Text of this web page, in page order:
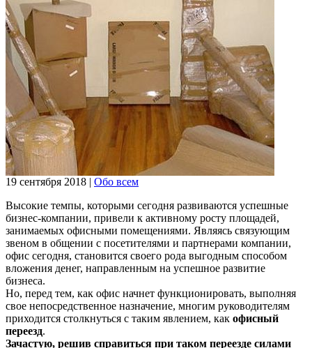
19 сентября 2018 | Обо всем
Высокие темпы, которыми сегодня развиваются успешные
бизнес-компании, привели к активному росту площадей,
занимаемых офисными помещениями. Являясь связующим
звеном в общении с посетителями и партнерами компании,
офис сегодня, становится своего рода выгодным способом
вложения денег, направленным на успешное развитие
бизнеса.
Но, перед тем, как офис начнет функционировать, выполняя
свое непосредственное назначение, многим руководителям
приходится столкнуться с таким явлением, как офисный
переезд.
Зачастую, решив справиться при таком переезде силами